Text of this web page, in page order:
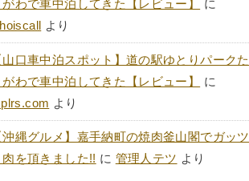
がわで車中泊してきた【レビュー】
に
より
山口車中泊スポット】道の駅ゆとりパークた
がわで車中泊してきた【レビュー】
に
より
沖縄グルメ】嘉手納町の焼肉釜山閣でガッツ
肉を頂きました!! に 管理人テツ より